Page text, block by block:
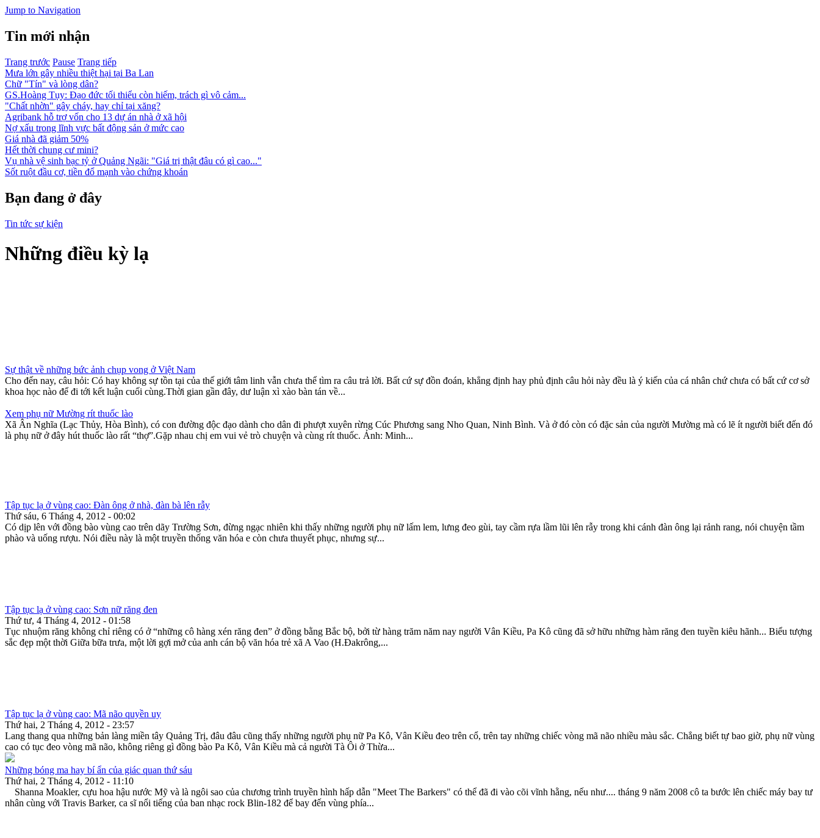
Jump to Navigation
Tin mới nhận
Trang trước Pause Trang tiếp
Mưa lớn gây nhiều thiệt hại tại Ba Lan
Chữ "Tín" và lòng dân?
GS.Hoàng Tụy: Đạo đức tối thiểu còn hiếm, trách gì vô cảm...
"Chất nhờn" gây cháy, hay chỉ tại xăng?
Agribank hỗ trợ vốn cho 13 dự án nhà ở xã hội
Nợ xấu trong lĩnh vực bất động sản ở mức cao
Giá nhà đã giảm 50%
Hết thời chung cư mini?
Vụ nhà vệ sinh bạc tỷ ở Quảng Ngãi: "Giá trị thật đâu có gì cao..."
Sốt ruột đầu cơ, tiền đổ mạnh vào chứng khoán
Bạn đang ở đây
Tin tức sự kiện
Những điều kỳ lạ
Sự thật về những bức ảnh chụp vong ở Việt Nam
Cho đến nay, câu hỏi: Có hay không sự tồn tại của thế giới tâm linh vẫn chưa thể tìm ra câu trả lời. Bất cứ sự đồn đoán, khẳng định hay phủ định câu hỏi này đều là ý kiến của cá nhân chứ chưa có bất cứ cơ sở
khoa học nào để đi tới kết luận cuối cùng.Thời gian gần đây, dư luận xì xào bàn tán về...
Xem phụ nữ Mường rít thuốc lào
Xã Ân Nghĩa (Lạc Thủy, Hòa Bình), có con đường độc đạo dành cho dân đi phượt xuyên rừng Cúc Phương sang Nho Quan, Ninh Bình. Và ở đó còn có đặc sản của người Mường mà có lẽ ít người biết đến đó
là phụ nữ ở đây hút thuốc lào rất “thợ”.Gặp nhau chị em vui vẻ trò chuyện và cùng rít thuốc. Ảnh: Minh...
Tập tục lạ ở vùng cao: Đàn ông ở nhà, đàn bà lên rẫy
Thứ sáu, 6 Tháng 4, 2012 - 00:02
Có dịp lên với đồng bào vùng cao trên dãy Trường Sơn, đừng ngạc nhiên khi thấy những người phụ nữ lấm lem, lưng đeo gùi, tay cầm rựa lầm lũi lên rẫy trong khi cánh đàn ông lại rảnh rang, nói chuyện tầm
phào và uống rượu. Nói điều này là một truyền thống văn hóa e còn chưa thuyết phục, nhưng sự...
Tập tục lạ ở vùng cao: Sơn nữ răng đen
Thứ tư, 4 Tháng 4, 2012 - 01:58
Tục nhuộm răng không chỉ riêng có ở “những cô hàng xén răng đen” ở đồng bằng Bắc bộ, bởi từ hàng trăm năm nay người Vân Kiều, Pa Kô cũng đã sở hữu những hàm răng đen tuyền kiêu hãnh... Biểu tượng
sắc đẹp một thời Giữa bữa trưa, một lời gợi mở của anh cán bộ văn hóa trẻ xã A Vao (H.Đakrông,...
Tập tục lạ ở vùng cao: Mã não quyền uy
Thứ hai, 2 Tháng 4, 2012 - 23:57
Lang thang qua những bản làng miền tây Quảng Trị, đâu đâu cũng thấy những người phụ nữ Pa Kô, Vân Kiều đeo trên cổ, trên tay những chiếc vòng mã não nhiều màu sắc. Chẳng biết tự bao giờ, phụ nữ vùng
cao có tục đeo vòng mã não, không riêng gì đồng bào Pa Kô, Vân Kiều mà cả người Tà Ôi ở Thừa...
Những bóng ma hay bí ẩn của giác quan thứ sáu
Thứ hai, 2 Tháng 4, 2012 - 11:10
Shanna Moakler, cựu hoa hậu nước Mỹ và là ngôi sao của chương trình truyền hình hấp dẫn "Meet The Barkers" có thể đã đi vào cõi vĩnh hằng, nếu như.... tháng 9 năm 2008 cô ta bước lên chiếc máy bay tư
nhân cùng với Travis Barker, ca sĩ nổi tiếng của ban nhạc rock Blin-182 để bay đến vùng phía...